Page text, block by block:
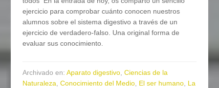
ejercicio para comprobar cuánto conocen nuestros
alumnos sobre el sistema digestivo a través de un
ejercicio de verdadero-falso. Una original forma de
evaluar sus conocimiento.
Archivado en:Aparato digestivo,Ciencias de la
Naturaleza,Conocimiento del Medio, El ser humano, La